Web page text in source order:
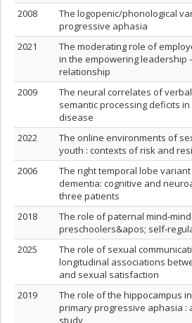
2008
The logopenic/phonological
progressive aphasia
2021
The moderating role of
in the empowering leadership
relationship
2009
The neural correlates of
semantic processing deficits
disease
2022
The online environments of
youth : contexts of risk and
2006
The right temporal lobe
dementia: cognitive and
three patients
2018
The role of paternal
preschoolers&apos;
2025
The role of sexual
longitudinal associations
and sexual satisfaction
2019
The role of the hippocampus
primary progressive aphasia :
study